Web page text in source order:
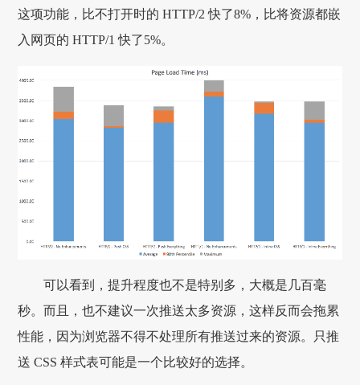
这项功能，比不打开时的 HTTP/2 快了8%，比将资源都嵌
入网页的 HTTP/1 快了5%。
可以看到，提升程度也不是特别多，大概是几百毫
秒。而且，也不建议一次推送太多资源，这样反而会拖累
性能，因为浏览器不得不处理所有推送过来的资源。只推
送 CSS 样式表可能是一个比较好的选择。